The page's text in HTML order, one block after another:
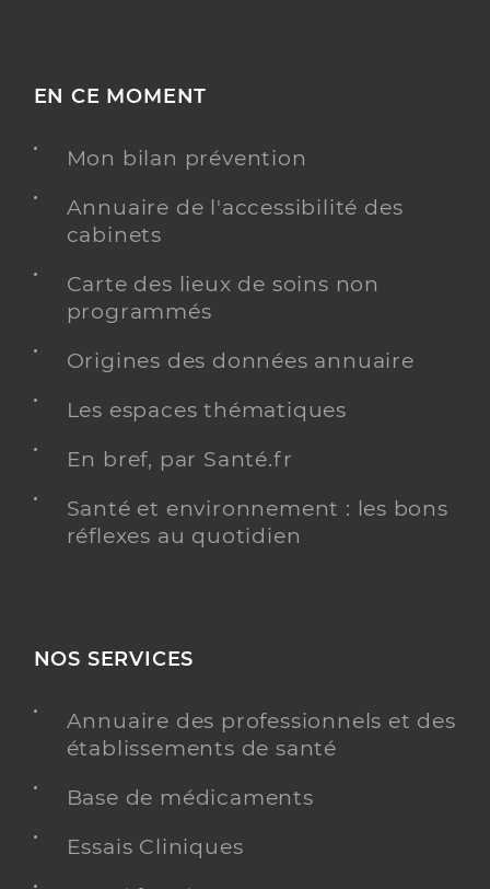
EN CE MOMENT
Mon bilan prévention
Annuaire de l'accessibilité des
cabinets
Carte des lieux de soins non
programmés
Origines des données annuaire
Les espaces thématiques
En bref, par Santé.fr
Santé et environnement : les bons
réflexes au quotidien
NOS SERVICES
Annuaire des professionnels et des
établissements de santé
Base de médicaments
Essais Cliniques